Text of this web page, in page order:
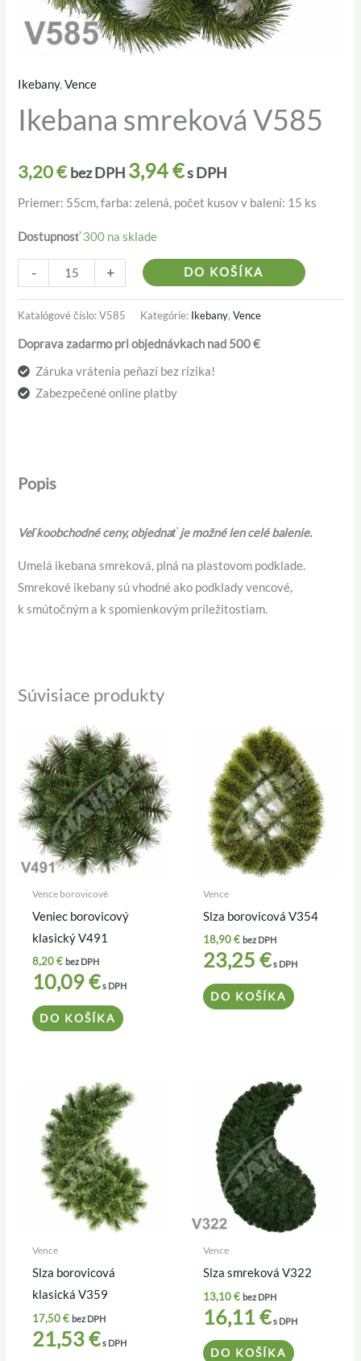
Ikebany,Vence
Ikebana smreková V585
3,20€ bez DPH 3,94€s DPH
Priemer: 55cm, farba: zelená, počet kusov v balení: 15 ks
Dostupnosť 300 na sklade
-
množstvo
Ikebana
smreková
+ DO KOŠÍKA
Katalógové číslo:V585 Kategórie: Ikebany,Vence
Doprava zadarmo pri objednávkach nad 500 €
Záruka vrátenia peňazí bez rizika!
Zabezpečené online platby
Popis
Veľkoobchodné ceny, objednať je možné len celé balenie.
Umelá ikebana smreková, plná na plastovom podklade.
Smrekové ikebany sú vhodné ako podklady vencové,
k smútočným a k spomienkovým príležitostiam.
Súvisiace produkty
Vence borovicové
Veniec borovicový
klasický V491
8,20€ bez DPH
10,09€s DPH
DO KOŠÍKA
Vence
Slza borovicová V354
18,90€ bez DPH
23,25 €s DPH
DO KOŠÍKA
Vence
Slza borovicová
klasická V359
17,50€ bez DPH
21,53€s DPH
Vence
Slza smreková V322
13,10€ bez DPH
16,11€s DPH
DO KOŠÍKA